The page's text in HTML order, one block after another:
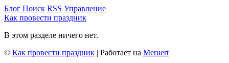
Блог Поиск RSS Управление
Как провести праздник
В этом разделе ничего нет.
© Как провести праздник | Работает на Meruert